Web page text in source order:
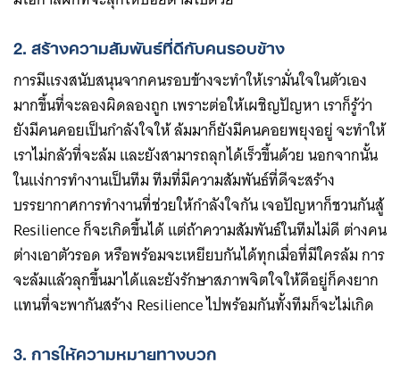
for:
2. สร้างความสัมพันธ์ที่ดีกับคนรอบข้าง
การมีแรงสนับสนุนจากคนรอบข้างจะทำให้เรามั่นใจในตัวเอง
มากขึ้นที่จะลองผิดลองถูก เพราะต่อให้เผชิญปัญหา เราก็รู้ว่า
ยังมีคนคอยเป็นกำลังใจให้ ล้มมาก็ยังมีคนคอยพยุงอยู่ จะทำให้
เราไม่กลัวที่จะล้ม และยังสามารถลุกได้เร็วขึ้นด้วย นอกจากนั้น
ในแง่การทำงานเป็นทีม ทีมที่มีความสัมพันธ์ที่ดีจะสร้าง
บรรยากาศการทำงานที่ช่วยให้กำลังใจกัน เจอปัญหาก็ชวนกันสู้
Resilience ก็จะเกิดขึ้นได้ แต่ถ้าความสัมพันธ์ในทีมไม่ดี ต่างคน
ต่างเอาตัวรอด หรือพร้อมจะเหยียบกันได้ทุกเมื่อที่มีใครล้ม การ
จะล้มแล้วลุกขึ้นมาได้และยังรักษาสภาพจิตใจให้ดีอยู่ก็คงยาก
แทนที่จะพากันสร้าง Resilience ไปพร้อมกันทั้งทีมก็จะไม่เกิด
3. การให้ความหมายทางบวก